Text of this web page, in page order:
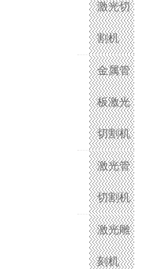
激光切
割机
金属管
板激光
切割机
激光管
切割机
激光雕
刻机